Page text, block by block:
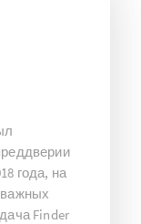
года, на
Finder